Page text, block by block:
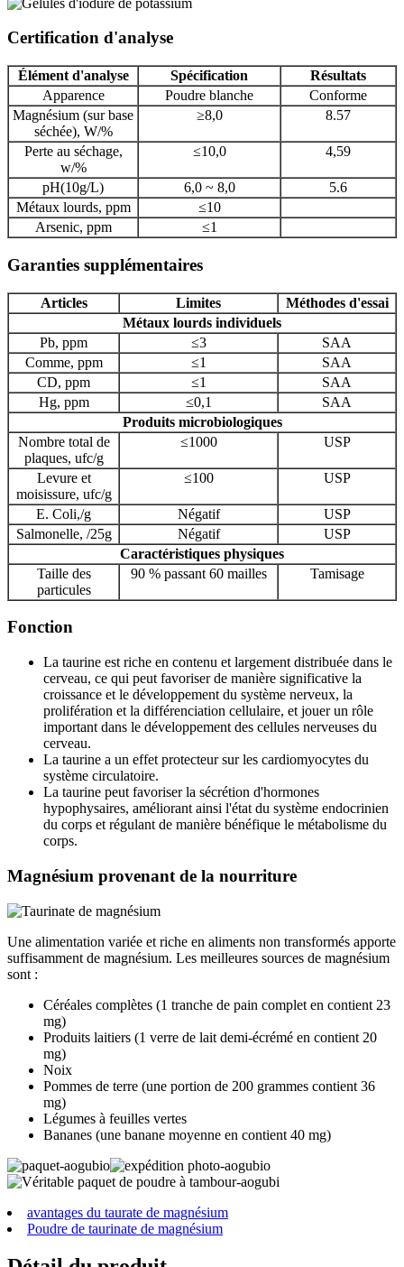
Certification d'analyse
Élément d'analyse Spécification
Résultats
Apparence
Poudre blanche
Conforme
Magnésium (sur base
séchée), W/%
≥8,0 8.57
Perte au séchage,
w/%
≤10,0 4,59
pH(10g/L) 6,0 ~ 8,0
5.6
Métaux lourds, ppm
≤10
Arsenic, ppm
≤1
Garanties supplémentaires
Articles Limites
Méthodes d'essai
Métaux lourds individuels
Pb, ppm
≤3
SAA
Comme, ppm
≤1
SAA
CD, ppm
≤1
SAA
Hg, ppm
≤0,1
SAA
Produits microbiologiques
Nombre total de
plaques, ufc/g
≤1000 USP
Levure et
moisissure, ufc/g
≤100 USP
E. Coli,/g Négatif
USP
Salmonelle, /25g
Négatif
USP
Caractéristiques physiques
Taille des
particules
90 % passant 60 mailles Tamisage
Fonction
La taurine est riche en contenu et largement distribuée dans le
cerveau, ce qui peut favoriser de manière significative la
croissance et le développement du système nerveux, la
prolifération et la différenciation cellulaire, et jouer un rôle
important dans le développement des cellules nerveuses du
cerveau.
La taurine a un effet protecteur sur les cardiomyocytes du
système circulatoire.
La taurine peut favoriser la sécrétion d'hormones
hypophysaires, améliorant ainsi l'état du système endocrinien
du corps et régulant de manière bénéfique le métabolisme du
corps.
Magnésium provenant de la nourriture
Une alimentation variée et riche en aliments non transformés apporte
suffisamment de magnésium. Les meilleures sources de magnésium
sont :
Céréales complètes (1 tranche de pain complet en contient 23
mg)
Produits laitiers (1 verre de lait demi-écrémé en contient 20
mg)
Noix
Pommes de terre (une portion de 200 grammes contient 36
mg)
Légumes à feuilles vertes
Bananes (une banane moyenne en contient 40 mg)
avantages du taurate de magnésium
Poudre de taurinate de magnésium